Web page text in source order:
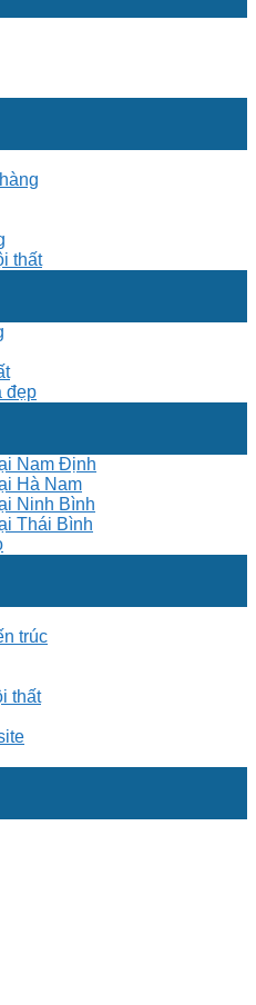
thất
đẹp
Nam Định
Hà Nam
Ninh Bình
Thái Bình
trúc
thất